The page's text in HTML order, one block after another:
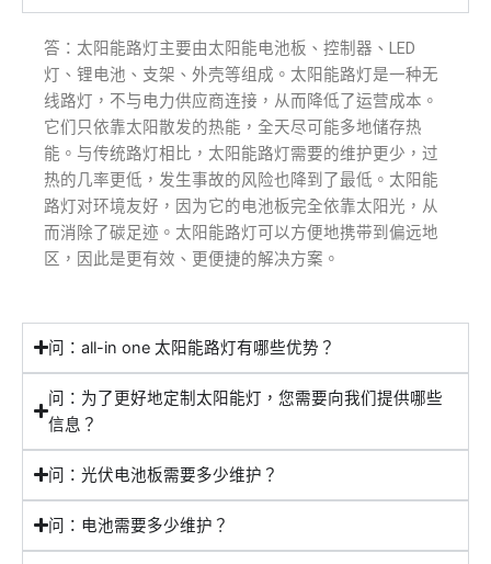
答：太阳能路灯主要由太阳能电池板、控制器、LED
灯、锂电池、支架、外壳等组成。太阳能路灯是一种无
线路灯，不与电力供应商连接，从而降低了运营成本。
它们只依靠太阳散发的热能，全天尽可能多地储存热
能。与传统路灯相比，太阳能路灯需要的维护更少，过
热的几率更低，发生事故的风险也降到了最低。太阳能
路灯对环境友好，因为它的电池板完全依靠太阳光，从
而消除了碳足迹。太阳能路灯可以方便地携带到偏远地
区，因此是更有效、更便捷的解决方案。
问：all-in one 太阳能路灯有哪些优势？
问：为了更好地定制太阳能灯，您需要向我们提供哪些
信息？
问：光伏电池板需要多少维护？
问：电池需要多少维护？